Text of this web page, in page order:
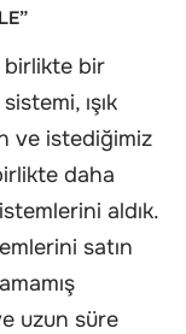
birlikte bir
ışık
ve istediğimiz
daha
aldık.
satın
uzun süre